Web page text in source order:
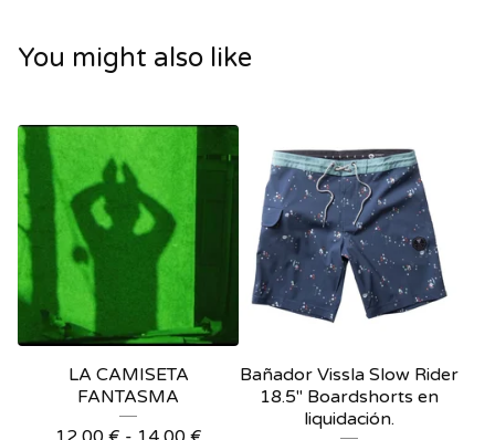
You might also like
LA CAMISETA
FANTASMA
Bañador Vissla Slow Rider
18.5" Boardshorts en
liquidación.